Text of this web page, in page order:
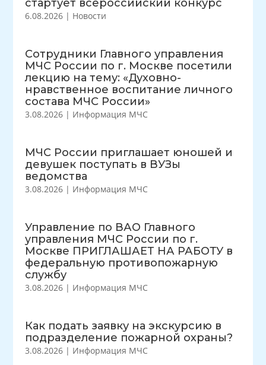
стартует всероссийский конкурс
6.08.2026 | Новости
Сотрудники Главного управления
МЧС России по г. Москве посетили
лекцию на тему: «Духовно-
нравственное воспитание личного
состава МЧС России»
3.08.2026 | Информация МЧС
МЧС России приглашает юношей и
девушек поступать в ВУЗы
ведомства
3.08.2026 | Информация МЧС
Управление по ВАО Главного
управления МЧС России по г.
Москве ПРИГЛАШАЕТ НА РАБОТУ в
федеральную противопожарную
службу
3.08.2026 | Информация МЧС
Как подать заявку на экскурсию в
подразделение пожарной охраны?
3.08.2026 | Информация МЧС